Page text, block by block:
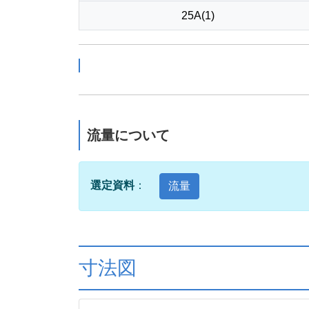
25A(1)
流量について
選定資料： 流量
寸法図